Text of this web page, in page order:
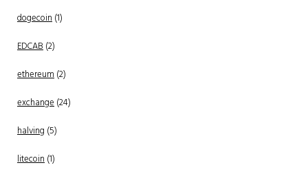
dogecoin(1)
EDCAB(2)
ethereum(2)
exchange(24)
halving (5)
litecoin(1)